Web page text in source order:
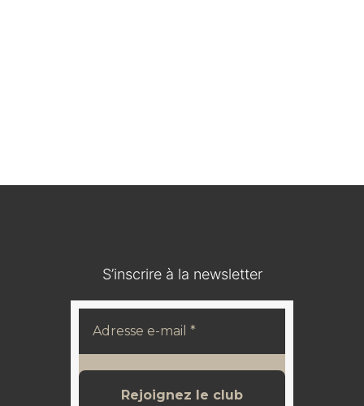
S’inscrire à la newsletter